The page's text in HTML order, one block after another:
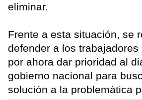
eliminar.
Frente a esta situación, se
defender a los trabajadores
por ahora dar prioridad al
gobierno nacional para
solución a la problemática